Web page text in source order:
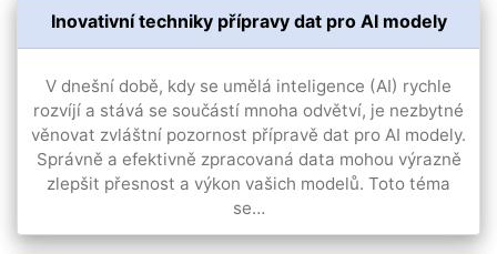
Inovativní techniky přípravy dat pro AI modely
V dnešní době, kdy se umělá inteligence (AI) rychle
rozvíjí a stává se součástí mnoha odvětví, je nezbytné
věnovat zvláštní pozornost přípravě dat pro AI modely.
Správně a efektivně zpracovaná data mohou výrazně
zlepšit přesnost a výkon vašich modelů. Toto téma
se…